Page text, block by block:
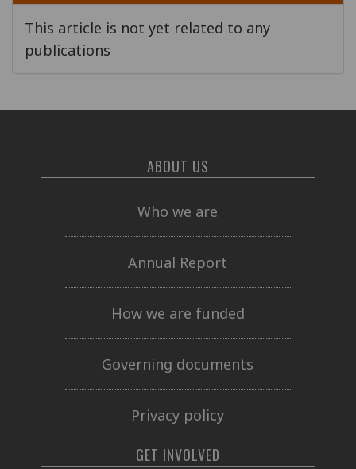
This article is not yet related to any
publications
ABOUT US
Who we are
Annual Report
How we are funded
Governing documents
Privacy policy
GET INVOLVED